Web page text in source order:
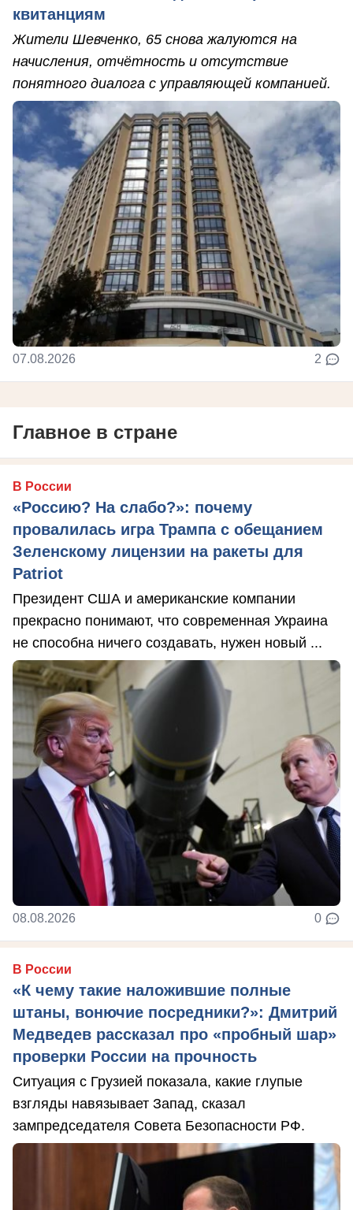
квитанциям
Жители Шевченко, 65 снова жалуются на
начисления, отчётность и отсутствие
понятного диалога с управляющей компанией.
07.08.2026 2
Главное в стране
В России
«Россию? На слабо?»: почему
провалилась игра Трампа с обещанием
Зеленскому лицензии на ракеты для
Patriot
Президент США и американские компании
прекрасно понимают, что современная Украина
не способна ничего создавать, нужен новый ...
08.08.2026 0
В России
«К чему такие наложившие полные
штаны, вонючие посредники?»: Дмитрий
Медведев рассказал про «пробный шар»
проверки России на прочность
Ситуация с Грузией показала, какие глупые
взгляды навязывает Запад, сказал
зампредседателя Совета Безопасности РФ.